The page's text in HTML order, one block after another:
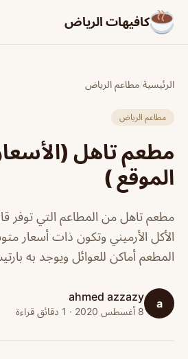
كافيهات الرياض
الرئيسية/مطاعم الرياض
مطاعم الرياض
مطعم تاهل
الموقع )
مطعم تاهل من المطاعم التي توفر
الأكل الأرميني وتكون ذات أسعار
المطعم أماكن للعوائل ويوجد به
a
ahmed azzazy
8 أغسطس 2020 · 1 دقائق قراءة